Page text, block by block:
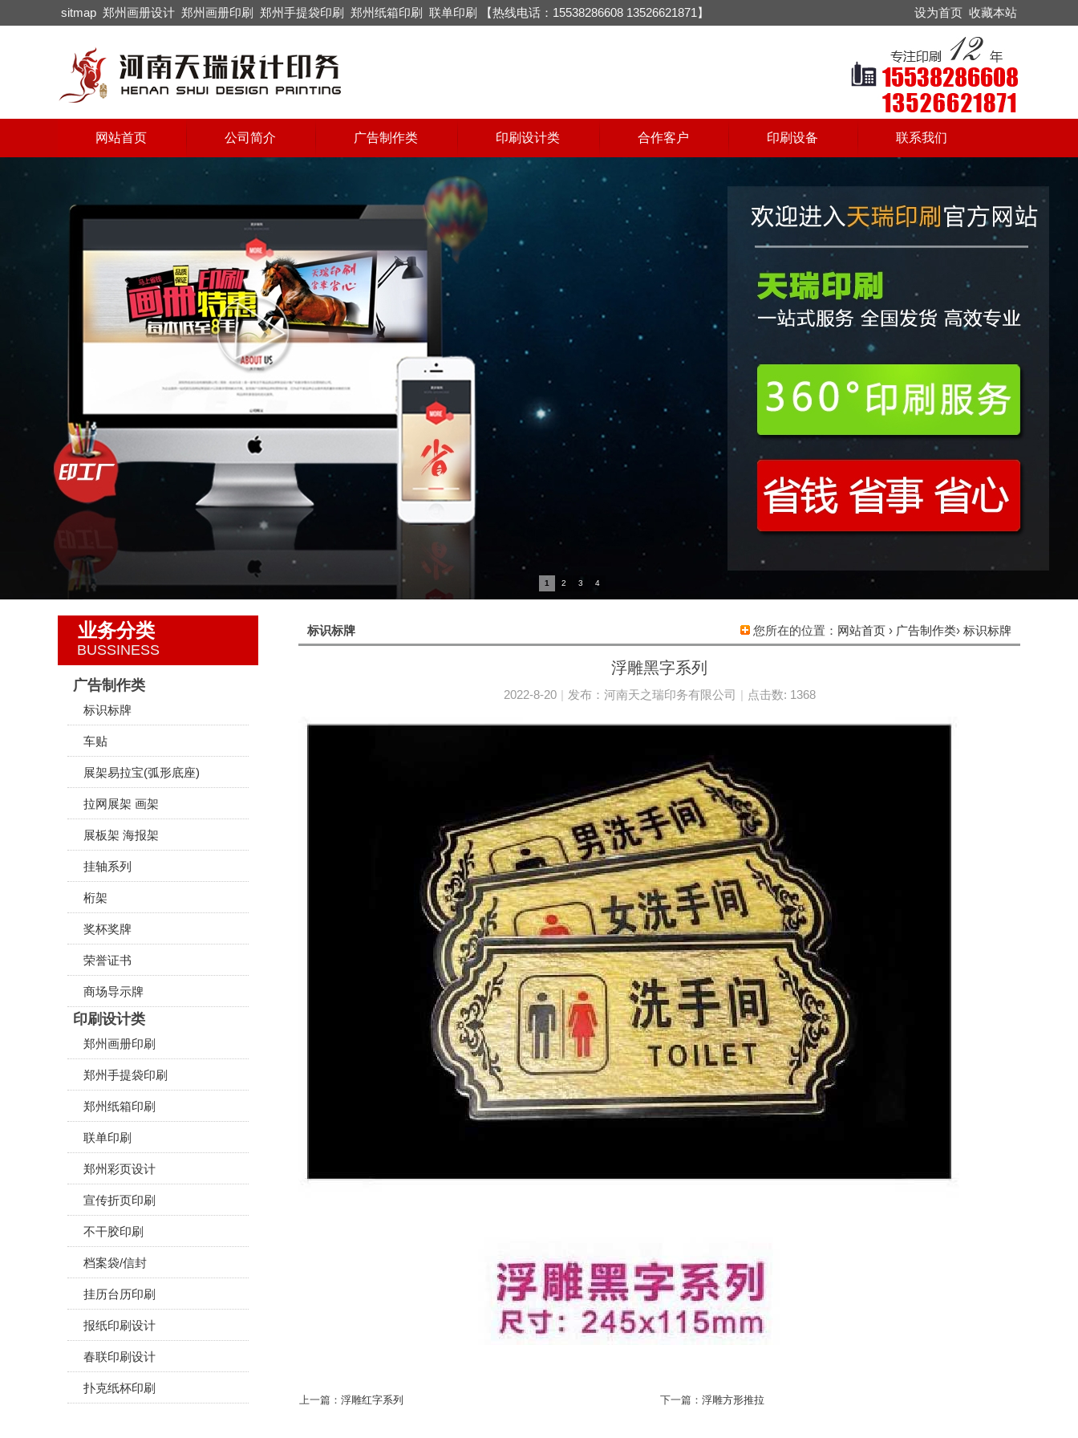
sitmap 郑州画册设计 郑州画册印刷 郑州手提袋印刷 郑州纸箱印刷 联单印刷 【热线电话：15538286608 13526621871】 设为首页 收藏本站
网站首页 公司简介 广告制作类 印刷设计类 合作客户 印刷设备 联系我们
1 2 3 4
标识标牌 您所在的位置： 网站首页 › 广告制作类› 标识标牌
浮雕黑字系列
2022-8-20 | 发布： 河南天之瑞印务有限公司 | 点击数: 1368
上一篇： 浮雕红字系列 下一篇： 浮雕方形推拉
业务分类
BUSSINESS
广告制作类
标识标牌
车贴
展架易拉宝(弧形底座)
拉网展架 画架
展板架 海报架
挂轴系列
桁架
奖杯奖牌
荣誉证书
商场导示牌
印刷设计类
郑州画册印刷
郑州手提袋印刷
郑州纸箱印刷
联单印刷
郑州彩页设计
宣传折页印刷
不干胶印刷
档案袋/信封
挂历台历印刷
报纸印刷设计
春联印刷设计
扑克纸杯印刷